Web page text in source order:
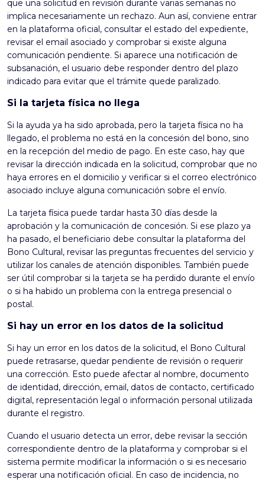
que una solicitud en revisión durante varias semanas no
implica necesariamente un rechazo. Aun así, conviene entrar
en la plataforma oficial, consultar el estado del expediente,
revisar el email asociado y comprobar si existe alguna
comunicación pendiente. Si aparece una notificación de
subsanación, el usuario debe responder dentro del plazo
indicado para evitar que el trámite quede paralizado.
Si la tarjeta física no llega
Si la ayuda ya ha sido aprobada, pero la tarjeta física no ha
llegado, el problema no está en la concesión del bono, sino
en la recepción del medio de pago. En este caso, hay que
revisar la dirección indicada en la solicitud, comprobar que no
haya errores en el domicilio y verificar si el correo electrónico
asociado incluye alguna comunicación sobre el envío.
La tarjeta física puede tardar hasta 30 días desde la
aprobación y la comunicación de concesión. Si ese plazo ya
ha pasado, el beneficiario debe consultar la plataforma del
Bono Cultural, revisar las preguntas frecuentes del servicio y
utilizar los canales de atención disponibles. También puede
ser útil comprobar si la tarjeta se ha perdido durante el envío
o si ha habido un problema con la entrega presencial o
postal.
Si hay un error en los datos de la solicitud
Si hay un error en los datos de la solicitud, el Bono Cultural
puede retrasarse, quedar pendiente de revisión o requerir
una corrección. Esto puede afectar al nombre, documento
de identidad, dirección, email, datos de contacto, certificado
digital, representación legal o información personal utilizada
durante el registro.
Cuando el usuario detecta un error, debe revisar la sección
correspondiente dentro de la plataforma y comprobar si el
sistema permite modificar la información o si es necesario
esperar una notificación oficial. En caso de incidencia, no